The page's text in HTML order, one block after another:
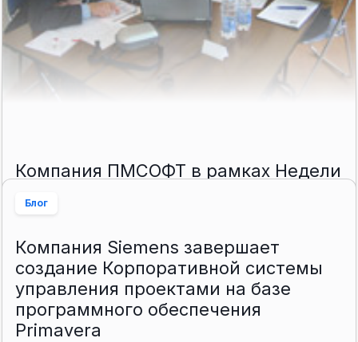
Компания ПМСОФТ в рамках Недели
провела 3 деловые игры
#методология
#проектная аналитика
#проектные сервисы
#проектный контроль
#проектное управление
Блог
Компания Siemens завершает
создание Корпоративной системы
управления проектами на базе
программного обеспечения
Primavera